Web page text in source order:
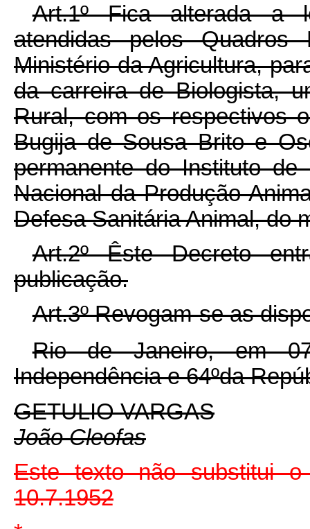
Art.1º Fica alterada a
atendidas pelos Quadros
Ministério da Agricultura,
da carreira de Biologista,
Rural, com os respectivos
Bugija de Sousa Brito e
permanente do Instituto de
Nacional da Produção
Defesa Sanitária Animal, do
Art.2º Êste Decreto
publicação.
Art.3º Revogam-se as
Rio de Janeiro, em
Independência e 64ºda
GETULIO VARGAS
João Cleofas
Este texto não substitui
10.7.1952